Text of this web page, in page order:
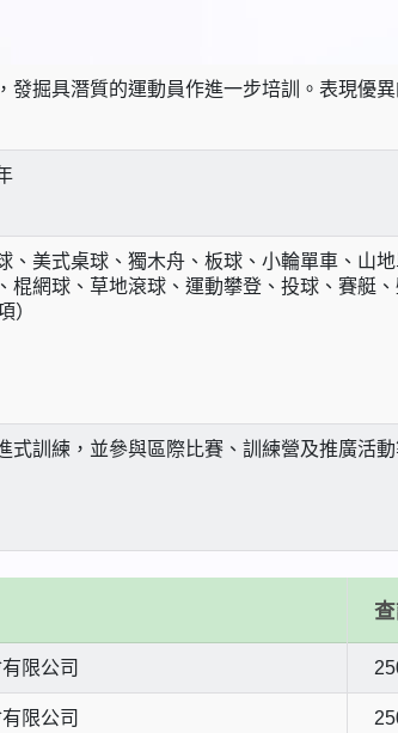
發掘具潛質的運動員作進一步培訓。表現優
、美式桌球、獨木舟、板球、小輪單車、山
棍網球、草地滾球、運動攀登、投球、賽艇
）
式訓練，並參與區際比賽、訓練營及推廣活
限公司
限公司